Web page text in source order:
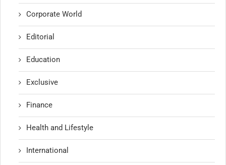
Corporate World
Editorial
Education
Exclusive
Finance
Health and Lifestyle
International